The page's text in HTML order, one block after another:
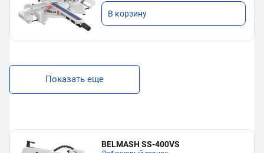
В корзину
Показать еще
BELMASH SS-400VS